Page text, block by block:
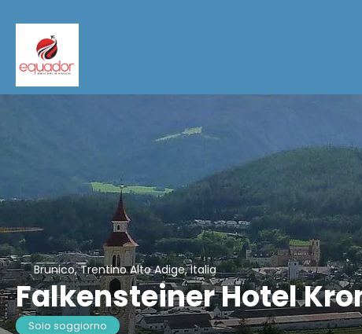
Brunico, Trentino Alto Adige, Italia
Falkensteiner Hotel
Solo soggiorno